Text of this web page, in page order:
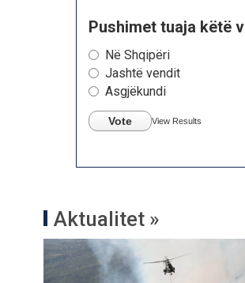
Pushimet tuaja këtë
Në Shqipëri
Jashtë vendit
Asgjëkundi
Vote View Results
Aktualitet »